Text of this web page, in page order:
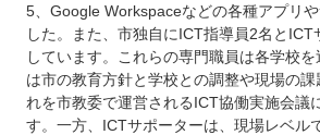
5、Google Workspaceなどの各種アプリ
した。また、市独自にICT指導員2名と
しています。これらの専門職員は各学校
は市の教育方針と学校との調整や現場の
れを市教委で運営されるICT協働実施会議
す。一方、ICTサポーターは、現場レベル